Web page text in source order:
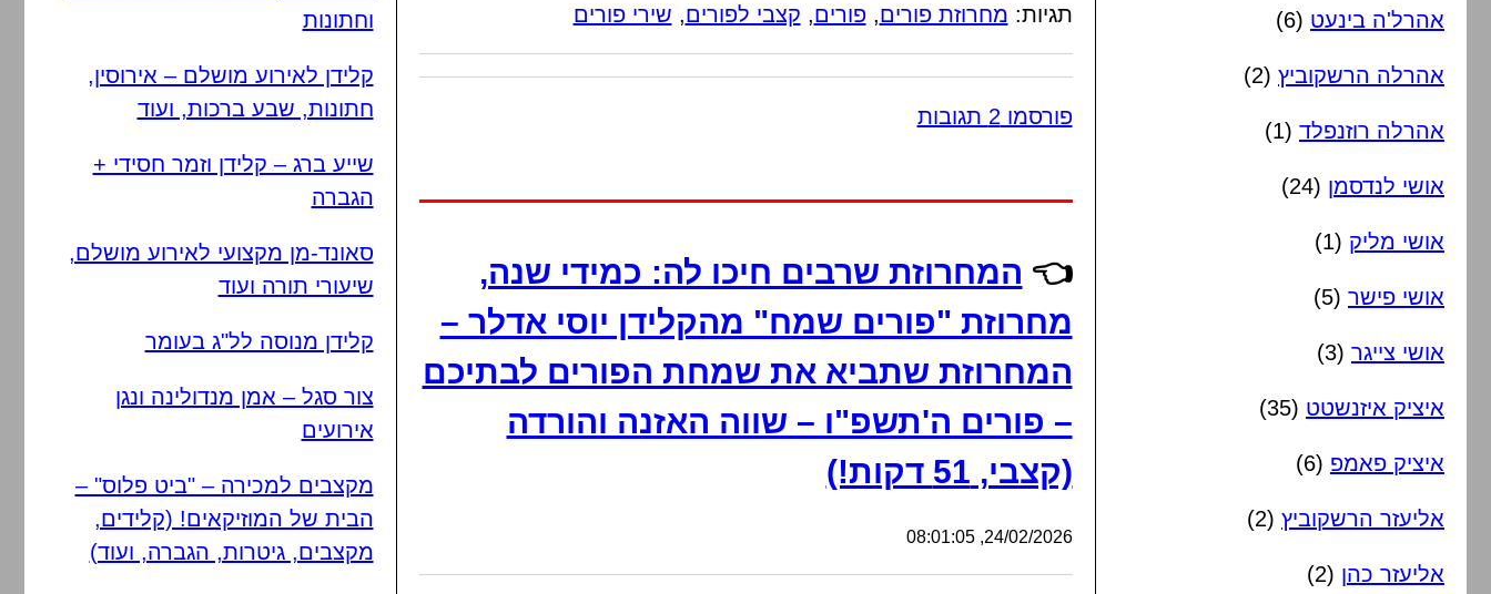
תגיות: מחרוזת פורים,פורים, קצבי לפורים, שירי פורים
פורסמו 2 תגובות
👈 המחרוזת שרבים חיכו לה: כמידי שנה,
מחרוזת "פורים שמח" מהקלידן יוסי אדלר –
המחרוזת שתביא את שמחת הפורים לבתיכם
– פורים ה'תשפ"ו – שווה האזנה והורדה
(קצבי, 51 דקות!)
24/02/2026, 08:01:05
אהרל'ה בינעט (6)
אהרלה הרשקוביץ (2)
אהרלה רוזנפלד (1)
אושי לנדסמן (24)
אושי מליק (1)
אושי פישר (5)
אושי צייגר (3)
איציק איזנשטט (35)
איציק פאמפ (6)
אליעזר הרשקוביץ (2)
אליעזר כהן (2)
וחתונות
קלידן לאירוע מושלם – אירוסין,
חתונות, שבע ברכות, ועוד
שייע ברג – קלידן וזמר חסידי +
הגברה
סאונד-מן מקצועי לאירוע מושלם,
שיעורי תורה ועוד
קלידן מנוסה לל"ג בעומר
צור סגל – אמן מנדולינה ונגן
אירועים
מקצבים למכירה – "ביט פלוס" –
הבית של המוזיקאים! (קלידים,
מקצבים, גיטרות, הגברה, ועוד)